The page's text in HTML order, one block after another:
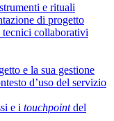
e rituali
di progetto
collaborativi
e la sua gestione
d’uso del servizio
e i touchpointdel